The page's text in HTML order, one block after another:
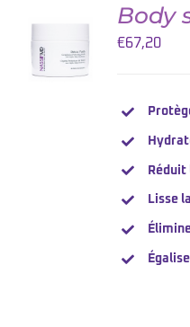
PANIER
Body
€67,20
Réduit
Lisse